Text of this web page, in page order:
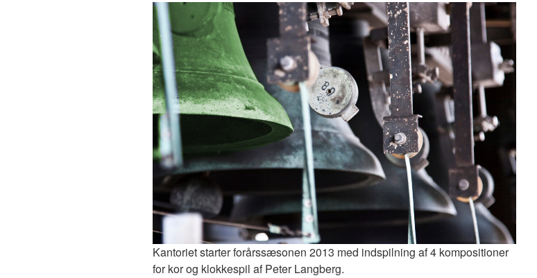
Kantoriet starter forårssæsonen 2013 med indspilning af 4 kompositioner
for kor og klokkespil af Peter Langberg.